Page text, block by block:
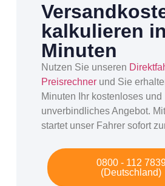
kalkulieren
Minuten
Nutzen Sie unseren
Preisrechner und Sie
Minuten Ihr kostenloses und
unverbindliches Angebot.
startet unser Fahrer sofort
0800 - 112
(Deutschland)